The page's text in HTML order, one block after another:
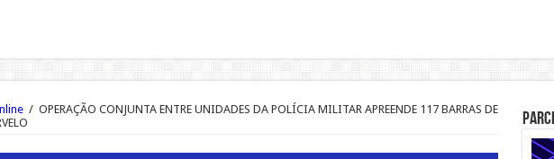
/ OPERAÇÃO CONJUNTA ENTRE UNIDADES DA POLÍCIA MILITAR APREENDE 117 BARRAS DE